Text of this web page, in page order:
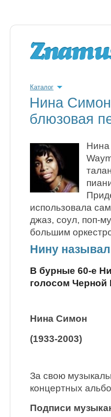
Каталог
Нина Симон
блюзовая
Нина
использовала
джаз, соул, поп-
большим
Нину
В бурные 60-е
голосом
Нина Симон
(1933-2003)
За свою
концертных
Подписи